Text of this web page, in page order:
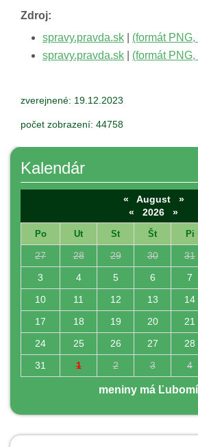
Kalendár
« August
»
«
2026 »
Po Ut St Št Pi
27 28 29 30 31
3
4 5 6 7
10
11 12 13 14
17
18 19 20 21
24
25 26 27 28
31
1 2 3 4
meniny má
Zdroj:
spravy.pravda.sk
(formát
spravy.pravda.sk
(formát
zverejnené: 19.12.2023
počet zobrazení: 44758